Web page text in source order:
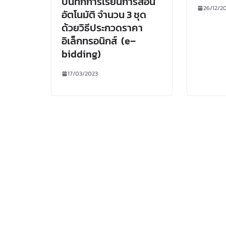
อัตโนมัติ จำนวน 3 ชุด
ด้วยวิธีประกวดราคา
อิเล็กทรอนิกส์ (e–
bidding)
17/03/2023
26/12/